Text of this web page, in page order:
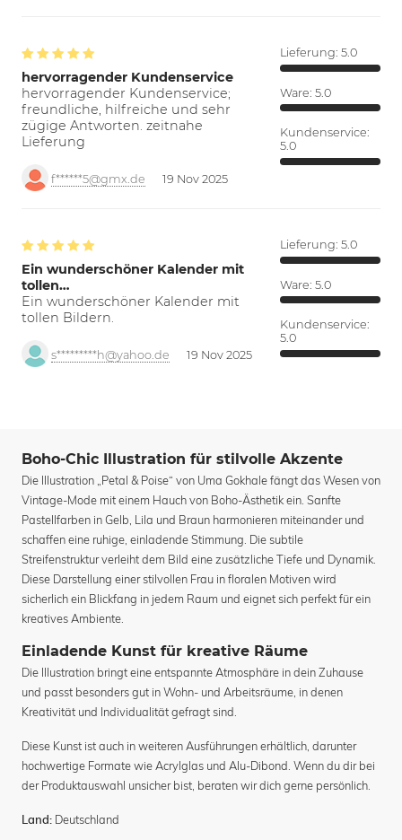
hervorragender Kundenservice
hervorragender Kundenservice;
freundliche, hilfreiche und sehr
zügige Antworten. zeitnahe
Lieferung
f******5@gmx.de 19 Nov 2025
Lieferung: 5.0
Ware: 5.0
Kundenservice:
5.0
Ein wunderschöner Kalender mit
tollen…
Ein wunderschöner Kalender mit
tollen Bildern.
s*********h@yahoo.de 19 Nov 2025
Lieferung: 5.0
Ware: 5.0
Kundenservice:
5.0
Boho-Chic Illustration für stilvolle Akzente
Die Illustration „Petal & Poise“ von Uma Gokhale fängt das Wesen von
Vintage-Mode mit einem Hauch von Boho-Ästhetik ein. Sanfte
Pastellfarben in Gelb, Lila und Braun harmonieren miteinander und
schaffen eine ruhige, einladende Stimmung. Die subtile
Streifenstruktur verleiht dem Bild eine zusätzliche Tiefe und Dynamik.
Diese Darstellung einer stilvollen Frau in floralen Motiven wird
sicherlich ein Blickfang in jedem Raum und eignet sich perfekt für ein
kreatives Ambiente.
Einladende Kunst für kreative Räume
Die Illustration bringt eine entspannte Atmosphäre in dein Zuhause
und passt besonders gut in Wohn- und Arbeitsräume, in denen
Kreativität und Individualität gefragt sind.
Diese Kunst ist auch in weiteren Ausführungen erhältlich, darunter
hochwertige Formate wie Acrylglas und Alu-Dibond. Wenn du dir bei
der Produktauswahl unsicher bist, beraten wir dich gerne persönlich.
Land: Deutschland